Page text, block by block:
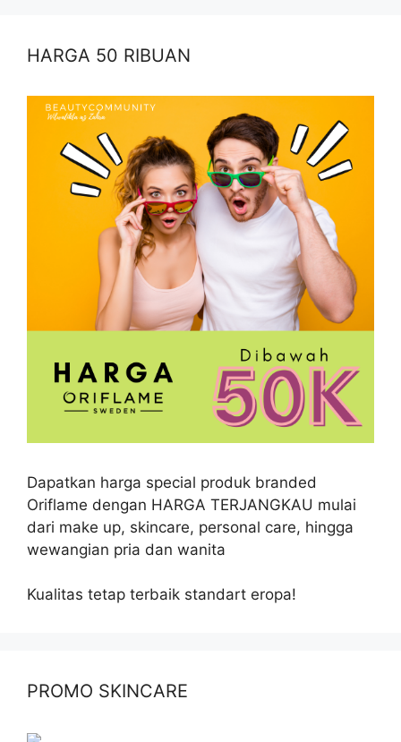
HARGA 50 RIBUAN
Dapatkan harga special produk branded
Oriflame dengan HARGA TERJANGKAU mulai
dari make up, skincare, personal care, hingga
wewangian pria dan wanita
Kualitas tetap terbaik standart eropa!
PROMO SKINCARE